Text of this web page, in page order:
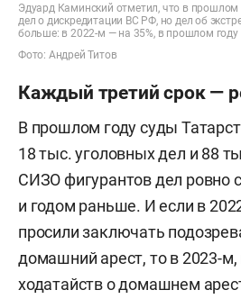
Эдуард Каминский отметил, что в прошлом
дел о дискредитации ВС РФ, но дел об
больше: в 2022-м — на 35%, в прошлом году
Фото: Андрей Титов
Каждый третий срок —
В прошлом году суды
18 тыс. уголовных дел и 88
СИЗО фигурантов дел ровно
и годом раньше. И если в
просили заключать
домашний арест, то в 2023-м,
ходатайств о домашнем